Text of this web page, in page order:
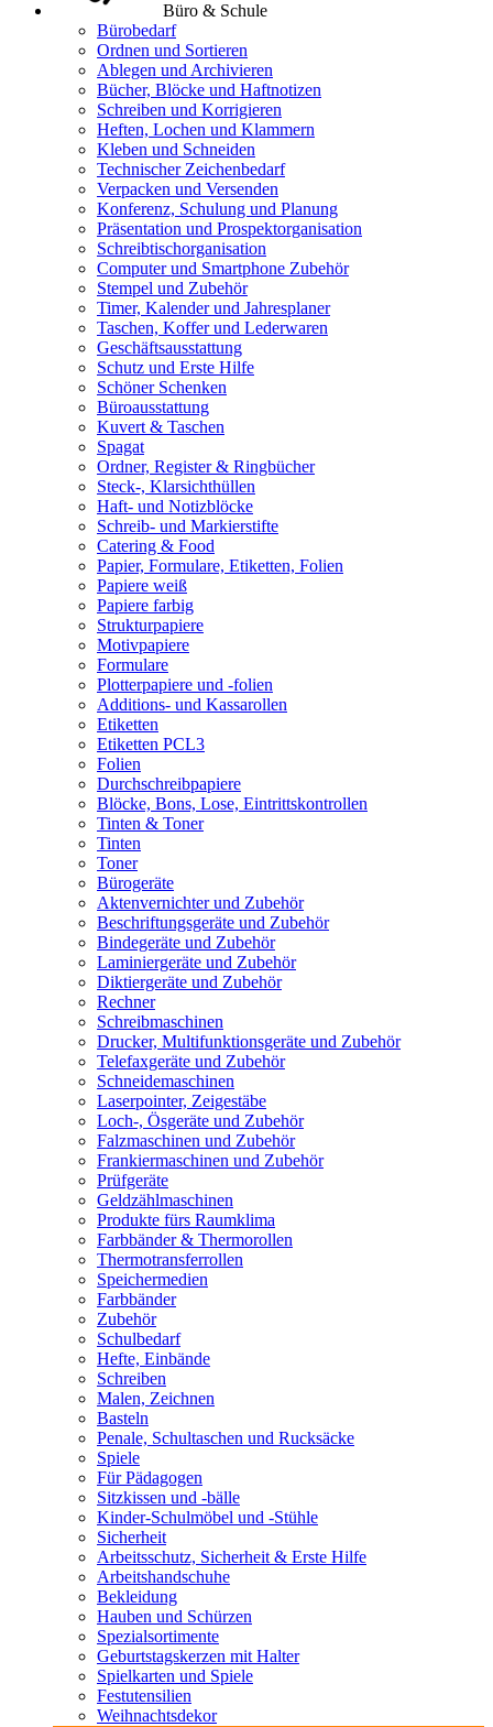
Büro & Schule
Bürobedarf
Ordnen und Sortieren
Ablegen und Archivieren
Bücher, Blöcke und Haftnotizen
Schreiben und Korrigieren
Heften, Lochen und Klammern
Kleben und Schneiden
Technischer Zeichenbedarf
Verpacken und Versenden
Konferenz, Schulung und Planung
Präsentation und Prospektorganisation
Schreibtischorganisation
Computer und Smartphone Zubehör
Stempel und Zubehör
Timer, Kalender und Jahresplaner
Taschen, Koffer und Lederwaren
Geschäftsausstattung
Schutz und Erste Hilfe
Schöner Schenken
Büroausstattung
Kuvert & Taschen
Spagat
Ordner, Register & Ringbücher
Steck-, Klarsichthüllen
Haft- und Notizblöcke
Schreib- und Markierstifte
Catering & Food
Papier, Formulare, Etiketten, Folien
Papiere weiß
Papiere farbig
Strukturpapiere
Motivpapiere
Formulare
Plotterpapiere und -folien
Additions- und Kassarollen
Etiketten
Etiketten PCL3
Folien
Durchschreibpapiere
Blöcke, Bons, Lose, Eintrittskontrollen
Tinten & Toner
Tinten
Toner
Bürogeräte
Aktenvernichter und Zubehör
Beschriftungsgeräte und Zubehör
Bindegeräte und Zubehör
Laminiergeräte und Zubehör
Diktiergeräte und Zubehör
Rechner
Schreibmaschinen
Drucker, Multifunktionsgeräte und Zubehör
Telefaxgeräte und Zubehör
Schneidemaschinen
Laserpointer, Zeigestäbe
Loch-, Ösgeräte und Zubehör
Falzmaschinen und Zubehör
Frankiermaschinen und Zubehör
Prüfgeräte
Geldzählmaschinen
Produkte fürs Raumklima
Farbbänder & Thermorollen
Thermotransferrollen
Speichermedien
Farbbänder
Zubehör
Schulbedarf
Hefte, Einbände
Schreiben
Malen, Zeichnen
Basteln
Penale, Schultaschen und Rucksäcke
Spiele
Für Pädagogen
Sitzkissen und -bälle
Kinder-Schulmöbel und -Stühle
Sicherheit
Arbeitsschutz, Sicherheit & Erste Hilfe
Arbeitshandschuhe
Bekleidung
Hauben und Schürzen
Spezialsortimente
Geburtstagskerzen mit Halter
Spielkarten und Spiele
Festutensilien
Weihnachtsdekor